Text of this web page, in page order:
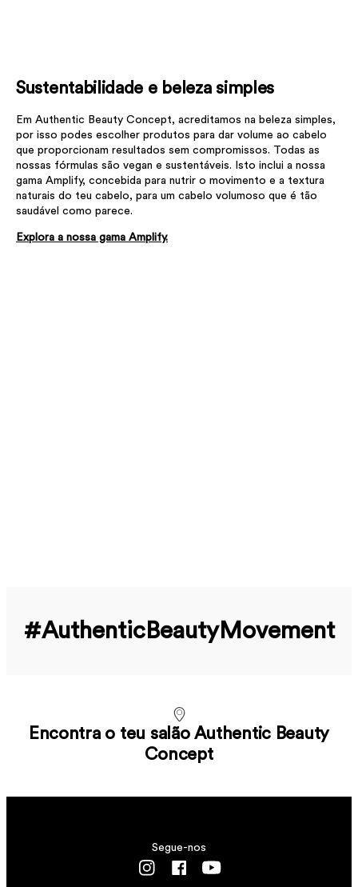
Sustentabilidade e beleza simples
Em Authentic Beauty Concept, acreditamos na beleza simples,
por isso podes escolher produtos para dar volume ao cabelo
que proporcionam resultados sem compromissos. Todas as
nossas fórmulas são vegan e sustentáveis. Isto inclui a nossa
gama Amplify, concebida para nutrir o movimento e a textura
naturais do teu cabelo, para um cabelo volumoso que é tão
saudável como parece.
Explora a nossa gama Amplify.
#Authentic­Beauty­Movement
Encontra o teu salão Authentic Beauty
Concept
Segue-nos